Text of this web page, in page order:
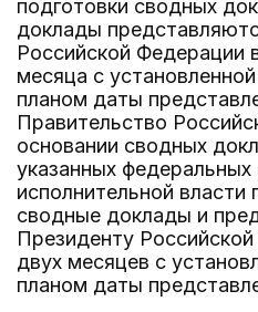
подготовки сводных
доклады
Российской Федерации
месяца с
планом даты
Правительство
основании сводных
указанных федеральных
исполнительной власти
сводные доклады и
Президенту
двух месяцев с
планом даты